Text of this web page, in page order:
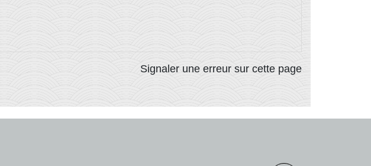
Signaler une erreur sur cette page